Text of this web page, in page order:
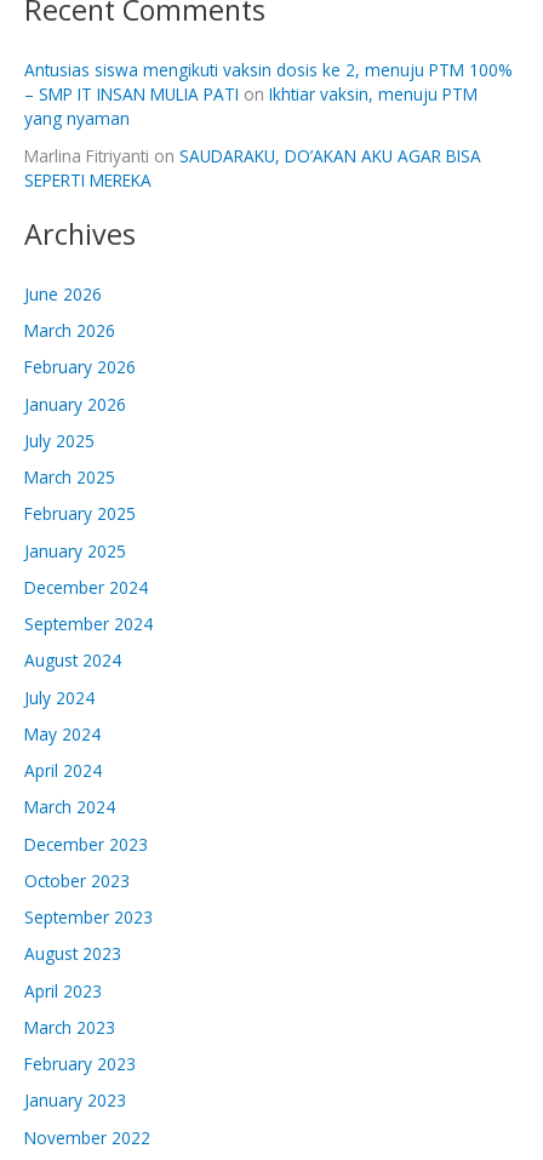
Recent Comments
Antusias siswa mengikuti vaksin dosis ke 2, menuju PTM 100%
– SMP IT INSAN MULIA PATI on Ikhtiar vaksin, menuju PTM
yang nyaman
Marlina Fitriyanti on SAUDARAKU, DO’AKAN AKU AGAR BISA
SEPERTI MEREKA
Archives
June 2026
March 2026
February 2026
January 2026
July 2025
March 2025
February 2025
January 2025
December 2024
September 2024
August 2024
July 2024
May 2024
April 2024
March 2024
December 2023
October 2023
September 2023
August 2023
April 2023
March 2023
February 2023
January 2023
November 2022